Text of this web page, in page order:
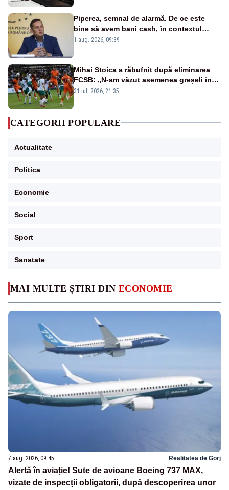
MAI MULTE ȘTIRI DIN ECONOMIE
7 aug. 2026, 09:45 Realitatea de Gorj
Alertă în aviație! Sute de avioane Boeing 737 MAX,
vizate de inspecții obligatorii, după descoperirea unor
Piperea, semnal de alarmă. De ce este
bine să avem bani cash, în contextul
alertei energetice?
1 aug. 2026, 09:39
Mihai Stoica a răbufnit după eliminarea
FCSB: „N-am văzut asemenea greșeli în
190 de meciuri europene”
31 iul. 2026, 21:35
CATEGORII POPULARE
Actualitate
Politica
Economie
Social
Sport
Sanatate